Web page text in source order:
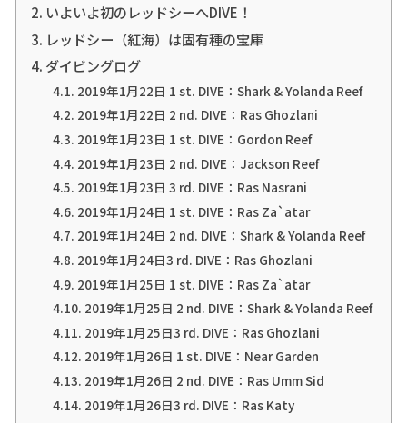
いよいよ初のレッドシーへDIVE！
レッドシー（紅海）は固有種の宝庫
ダイビングログ
2019年1月22日 1 st. DIVE：Shark & Yolanda Reef
2019年1月22日 2 nd. DIVE：Ras Ghozlani
2019年1月23日 1 st. DIVE：Gordon Reef
2019年1月23日 2 nd. DIVE：Jackson Reef
2019年1月23日 3 rd. DIVE：Ras Nasrani
2019年1月24日 1 st. DIVE：Ras Za`atar
2019年1月24日 2 nd. DIVE：Shark & Yolanda Reef
2019年1月24日3 rd. DIVE：Ras Ghozlani
2019年1月25日 1 st. DIVE：Ras Za`atar
2019年1月25日 2 nd. DIVE：Shark & Yolanda Reef
2019年1月25日3 rd. DIVE：Ras Ghozlani
2019年1月26日 1 st. DIVE：Near Garden
2019年1月26日 2 nd. DIVE：Ras Umm Sid
2019年1月26日3 rd. DIVE：Ras Katy